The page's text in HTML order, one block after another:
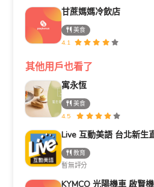
甘蔗媽媽冷飲店
美食
4.1
其他用戶也看了
寓永恆
美食
4.5
教育
暫無評分